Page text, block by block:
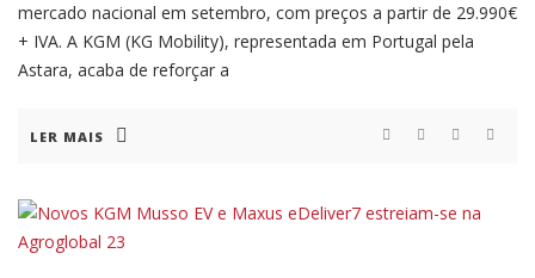
mercado nacional em setembro, com preços a partir de 29.990€
+ IVA. A KGM (KG Mobility), representada em Portugal pela
Astara, acaba de reforçar a
LER MAIS